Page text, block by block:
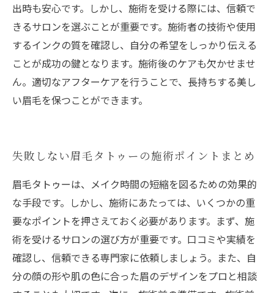
出時も安心です。しかし、施術を受ける際には、信頼で
きるサロンを選ぶことが重要です。施術者の技術や使用
するインクの質を確認し、自分の希望をしっかり伝える
ことが成功の鍵となります。施術後のケアも欠かせませ
ん。適切なアフターケアを行うことで、長持ちする美し
い眉毛を保つことができます。
失敗しない眉毛タトゥーの施術ポイントまとめ
眉毛タトゥーは、メイク時間の短縮を図るための効果的
な手段です。しかし、施術にあたっては、いくつかの重
要なポイントを押さえておく必要があります。まず、施
術を受けるサロンの選び方が重要です。口コミや実績を
確認し、信頼できる専門家に依頼しましょう。また、自
分の顔の形や肌の色に合った眉のデザインをプロと相談